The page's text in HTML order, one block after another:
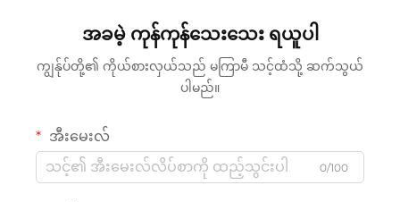
အခမဲ့ ကုန်ကုန်သေးသေး ရယူပါ
ကျွန်ုပ်တို့၏ ကိုယ်စားလှယ်သည် မကြာမီ သင့်ထံသို့ ဆက်သွယ်
ပါမည်။
အီးမေးလ်
0/100